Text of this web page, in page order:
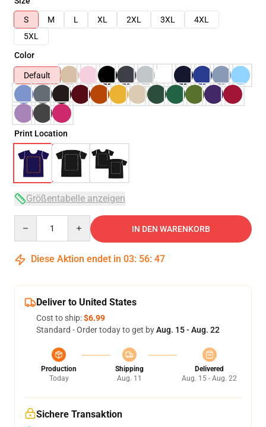
S
M L XL 2XL 3XL
4XL
5XL
Color
Default
Print Location
Größentabelle anzeigen
IN DEN WARENKORB
Diese Aktion endet in 03: 56: 46
Deliver to United States
Cost to ship:$6.99
Standard - Order today to get byAug. 15 - Aug. 22
Production
Today
Shipping
Aug. 11
Delivered
Aug. 15 - Aug. 22
Sichere Transaktion